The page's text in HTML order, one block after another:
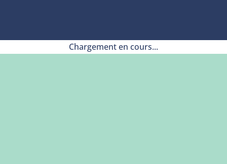
Chargement en cours...